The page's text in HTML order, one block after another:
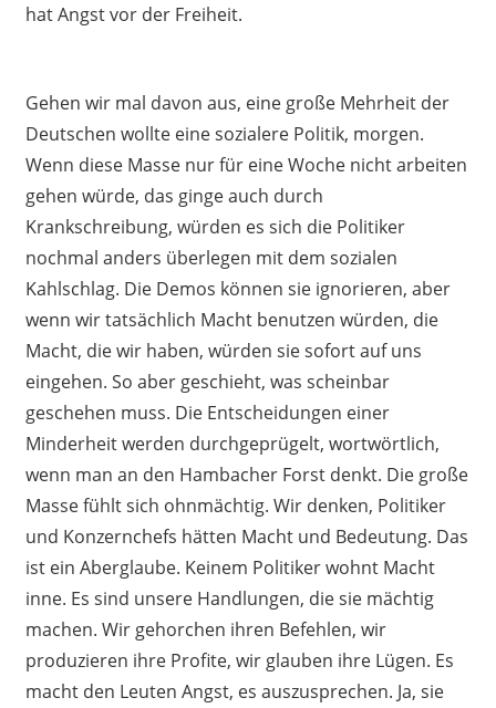
hat Angst vor der Freiheit.
Gehen wir mal davon aus, eine große Mehrheit der
Deutschen wollte eine sozialere Politik, morgen.
Wenn diese Masse nur für eine Woche nicht arbeiten
gehen würde, das ginge auch durch
Krankschreibung, würden es sich die Politiker
nochmal anders überlegen mit dem sozialen
Kahlschlag. Die Demos können sie ignorieren, aber
wenn wir tatsächlich Macht benutzen würden, die
Macht, die wir haben, würden sie sofort auf uns
eingehen. So aber geschieht, was scheinbar
geschehen muss. Die Entscheidungen einer
Minderheit werden durchgeprügelt, wortwörtlich,
wenn man an den Hambacher Forst denkt. Die große
Masse fühlt sich ohnmächtig. Wir denken, Politiker
und Konzernchefs hätten Macht und Bedeutung. Das
ist ein Aberglaube. Keinem Politiker wohnt Macht
inne. Es sind unsere Handlungen, die sie mächtig
machen. Wir gehorchen ihren Befehlen, wir
produzieren ihre Profite, wir glauben ihre Lügen. Es
macht den Leuten Angst, es auszusprechen. Ja, sie